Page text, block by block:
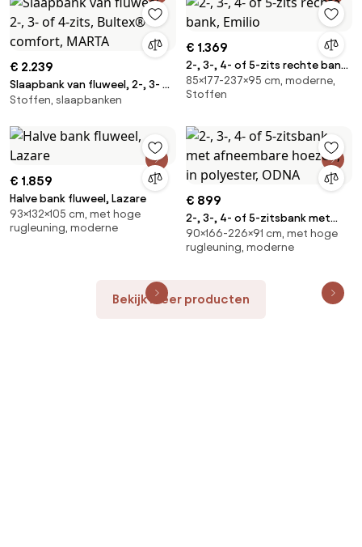
€ 2.239
Slaapbank van fluweel, 2-, 3- of
4-zits, Bultex® comfort, MARTA
Stoffen, slaapbanken
€ 1.369
2-, 3-, 4- of 5-zits rechte bank,
Emilio
85×177-237×95 cm, moderne,
Stoffen
€ 1.859
Halve bank fluweel, Lazare
93×132×105 cm, met hoge
rugleuning, moderne
€ 899
2-, 3-, 4- of 5-zitsbank met
afneembare hoezen, in
polyester, ODNA
90×166-226×91 cm, met hoge
rugleuning, moderne
Bekijk meer producten